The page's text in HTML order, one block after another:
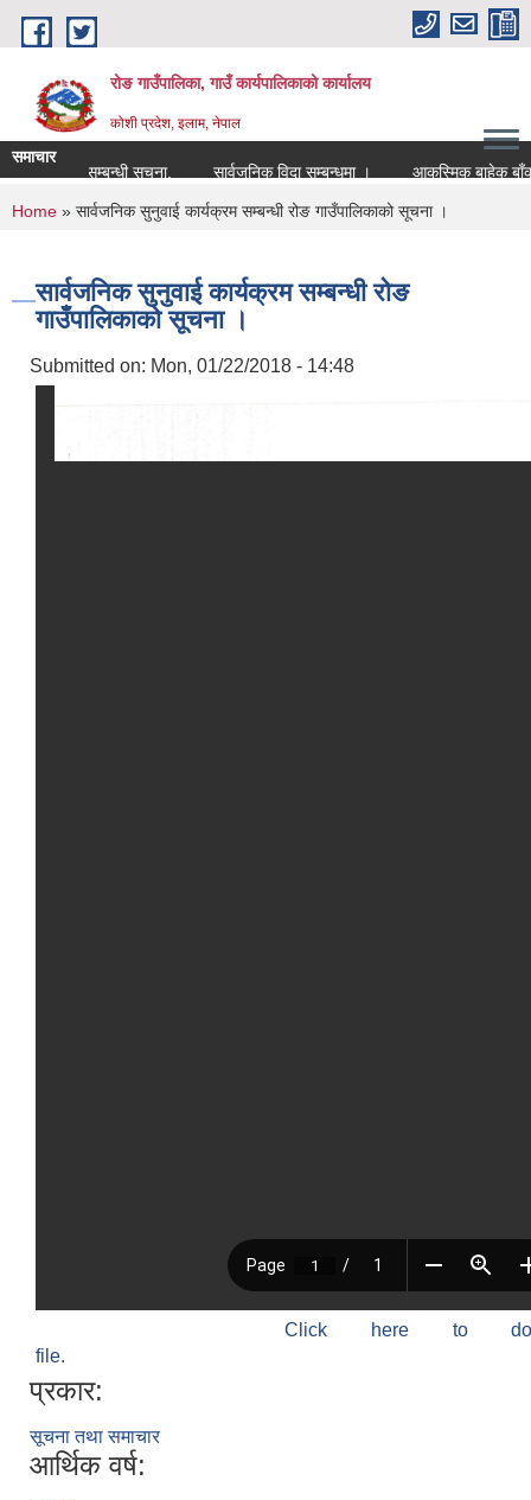
Skip to main content
रोङ गाउँपालिका, गाउँ कार्यपालिकाको कार्यालय
कोशी प्रदेश, इलाम, नेपाल
समाचार
पेश गर्ने सम्बन्धी सूचना.
सार्वजनिक विदा सम्बन्धमा । आकस्मिक बाहेक बाँकी
You are here
Home » सार्वजनिक सुनुवाई कार्यक्रम सम्बन्धी रोङ गाउँपालिकाको सूचना ।
सार्वजनिक सुनुवाई कार्यक्रम सम्बन्धी रोङ
गाउँपालिकाको सूचना ।
Submitted on: Mon, 01/22/2018 - 14:48
Click here to
file.
प्रकार:
सूचना तथा समाचार
आर्थिक वर्ष: